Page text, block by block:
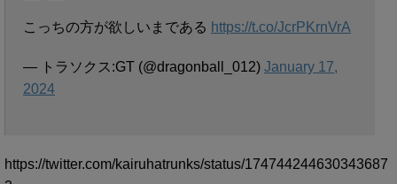
こっちの方が欲しいまである https://t.co/JcrPKrnVrA
— トラソクス:GT (@dragonball_012) January 17,
2024
https://twitter.com/kairuhatrunks/status/174744244630343687